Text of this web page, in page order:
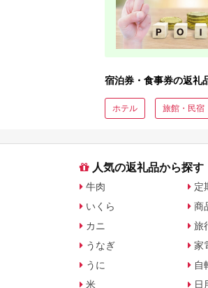
宿泊券・食事券の返礼
ホテル 旅館・民宿
人気の返礼品から探す
牛肉
いくら
カニ
うなぎ
うに
米
定
商
旅
家
自
日